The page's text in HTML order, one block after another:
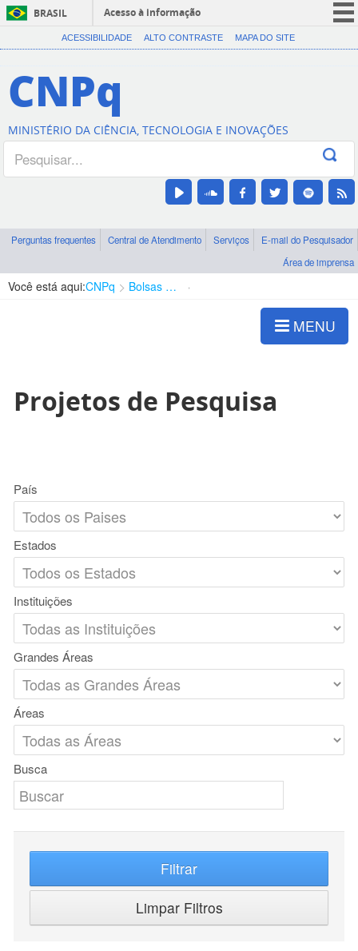
BRASIL
Acesso à informação
CORONAVÍRUS (COVID-19)
Canais
ACESSIBILIDADE ALTO CONTRASTE MAPA DO SITE
CNPq
MINISTÉRIO DA CIÊNCIA, TECNOLOGIA E INOVAÇÕES
Perguntas frequentes Central de Atendimento Serviços
E-mail do Pesquisador
Área de imprensa
Você está aqui:CNPq Bolsas e Auxílios Vigentes
MENU
Projetos de Pesquisa
País
Estados
Instituições
Grandes Áreas
Áreas
Busca
Filtrar
Limpar Filtros